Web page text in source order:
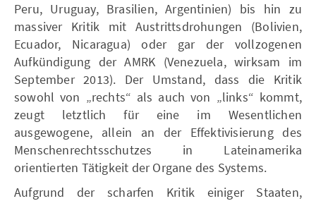
Peru, Uruguay, Brasilien, Argentinien) bis hin zu
massiver Kritik mit Austrittsdrohungen (Bolivien,
Ecuador, Nicaragua) oder gar der vollzogenen
Aufkündigung der AMRK (Venezuela, wirksam im
September 2013). Der Umstand, dass die Kritik
sowohl von „rechts“ als auch von „links“ kommt,
zeugt letztlich für eine im Wesentlichen
ausgewogene, allein an der Effektivisierung des
Menschenrechtsschutzes in Lateinamerika
orientierten Tätigkeit der Organe des Systems.
Aufgrund der scharfen Kritik einiger Staaten,